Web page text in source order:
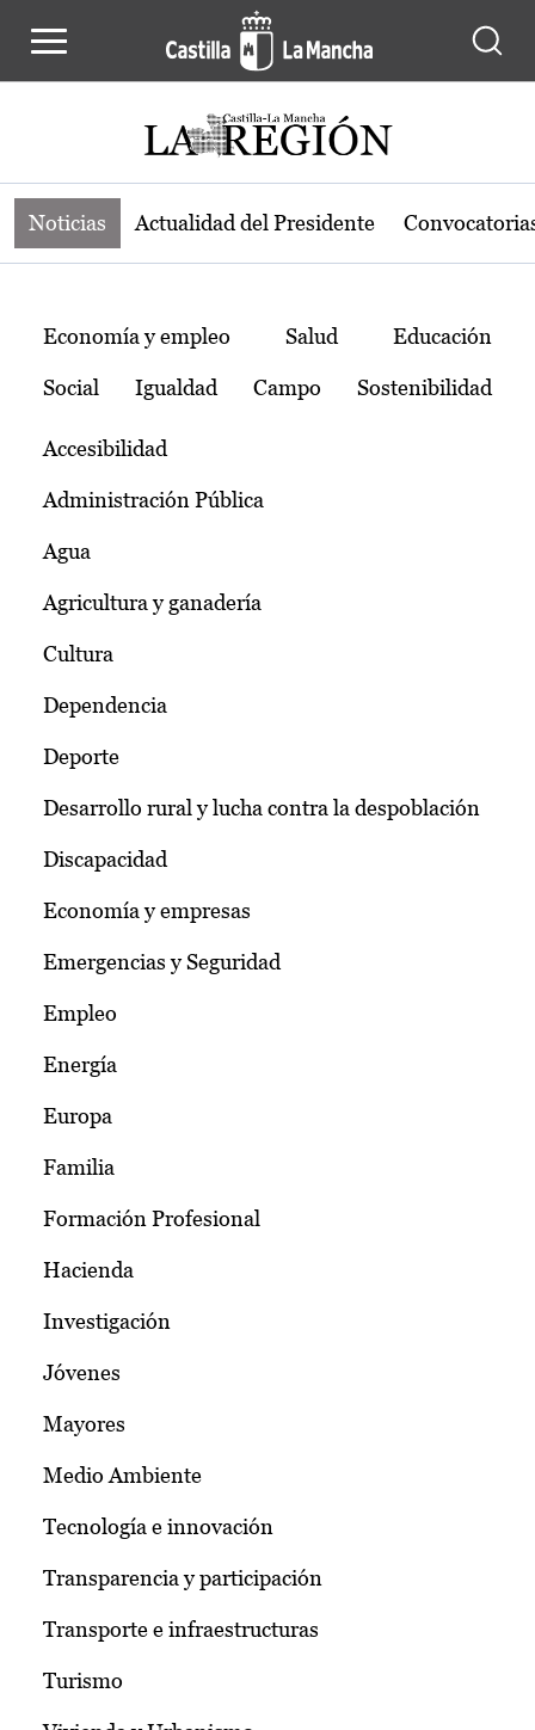
Noticias de la región de Castilla-La
Noticias Actualidad del Presidente
Temas
Economía y empleo Salud Educación
Social Igualdad Campo Sostenibilidad
Accesibilidad
Administración Pública
Agua
Agricultura y ganadería
Cultura
Dependencia
Deporte
Desarrollo rural y lucha contra la despoblación
Discapacidad
Economía y empresas
Emergencias y Seguridad
Empleo
Energía
Europa
Familia
Formación Profesional
Hacienda
Investigación
Jóvenes
Mayores
Medio Ambiente
Tecnología e innovación
Transparencia y participación
Transporte e infraestructuras
Turismo